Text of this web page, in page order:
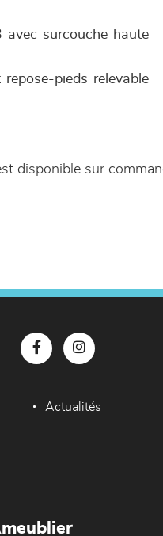
surcouche haute
pieds relevable
disponible sur
Actualités